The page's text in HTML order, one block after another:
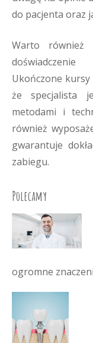
do pacjenta oraz
Warto również
Ukończone kursy
że specjalista
metodami i
również
gwarantuje
zabiegu.
Polecamy
ogromne